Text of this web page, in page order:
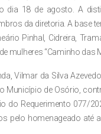
dia 18 de agosto. A
da diretoria. A base
Pinhal, Cidreira,
mulheres “Caminho das
Vilmar da Silva
Município de Osório,
do Requerimento 077/
pelo homenageado até